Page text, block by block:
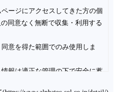
ージにアクセスしてきた方の個
同意なく無断で収集・利用する
意を得た範囲でのみ使用しま
報は適正な管理の下で安全に蓄